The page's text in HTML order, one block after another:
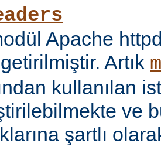
Apache
Artık
kullanılan
ve
şartlı